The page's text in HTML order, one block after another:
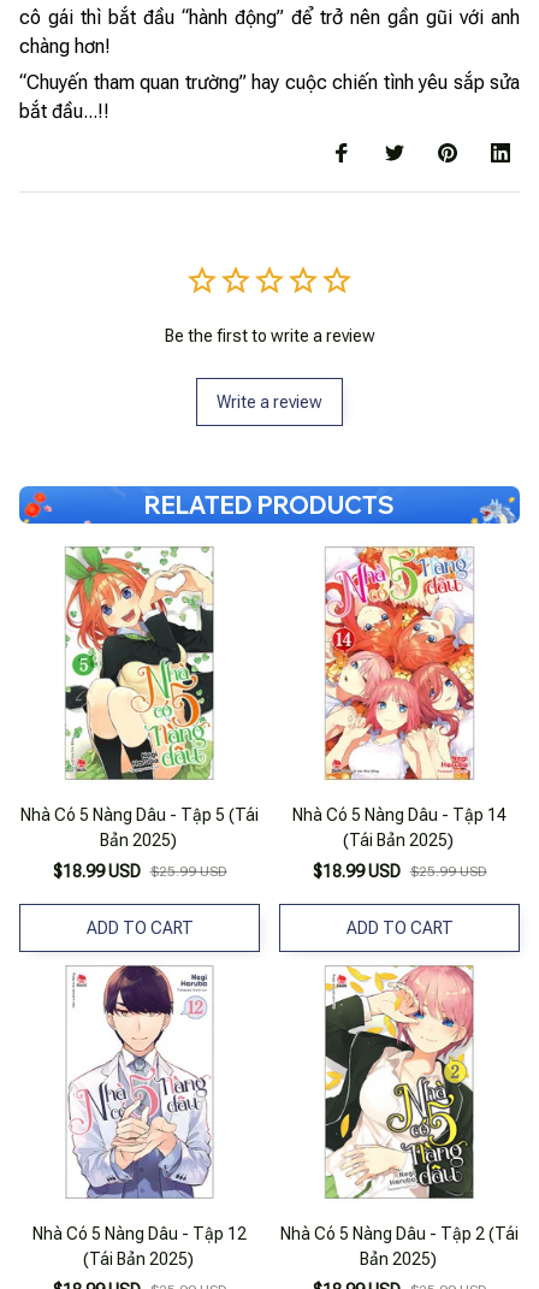
cô gái thì bắt đầu “hành động” để trở nên gần gũi với anh
chàng hơn!
“Chuyến tham quan trường” hay cuộc chiến tình yêu sắp sửa
bắt đầu...!!
Be the first to write a review
Write a review
RELATED PRODUCTS
Nhà Có 5 Nàng Dâu - Tập 5 (Tái
Bản 2025)
$18.99 USD $25.99 USD
ADD TO CART
Nhà Có 5 Nàng Dâu - Tập 14
(Tái Bản 2025)
$18.99 USD $25.99 USD
ADD TO CART
Nhà Có 5 Nàng Dâu - Tập 12
(Tái Bản 2025)
Nhà Có 5 Nàng Dâu - Tập 2 (Tái
Bản 2025)